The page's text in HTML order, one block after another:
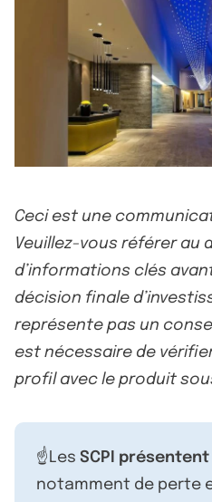
Ceci est une
Veuillez-vous référer au
d’informations clés
décision finale
représente pas un
est nécessaire de
profil avec le produit
☝️Les SCPI
notamment de perte